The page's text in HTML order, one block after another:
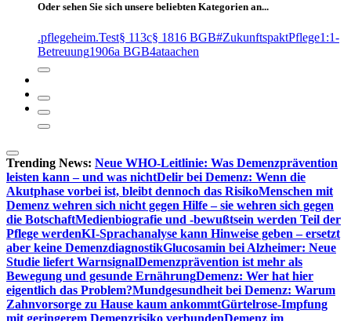
Oder sehen Sie sich unsere beliebten Kategorien an...
.pflegeheim.Test§ 113c§ 1816 BGB#ZukunftspaktPflege1:1-
Betreuung1906a BGB4ataachen
Trending News: Neue WHO-Leitlinie: Was Demenzprävention
leisten kann – und was nichtDelir bei Demenz: Wenn die
Akutphase vorbei ist, bleibt dennoch das RisikoMenschen mit
Demenz wehren sich nicht gegen Hilfe – sie wehren sich gegen
die BotschaftMedienbiografie und -bewußtsein werden Teil der
Pflege werdenKI-Sprachanalyse kann Hinweise geben – ersetzt
aber keine DemenzdiagnostikGlucosamin bei Alzheimer: Neue
Studie liefert WarnsignalDemenzprävention ist mehr als
Bewegung und gesunde ErnährungDemenz: Wer hat hier
eigentlich das Problem?Mundgesundheit bei Demenz: Warum
Zahnvorsorge zu Hause kaum ankommtGürtelrose-Impfung